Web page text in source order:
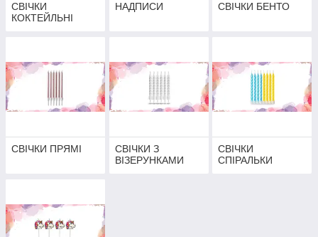
СВІЧКИ
КОКТЕЙЛЬНІ
НАДПИСИ СВІЧКИ БЕНТО
СВІЧКИ ПРЯМІ
СВІЧКИ З
ВІЗЕРУНКАМИ
СВІЧКИ
СПІРАЛЬКИ